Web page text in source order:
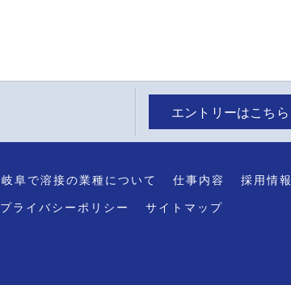
エントリーはこちら
岐阜で溶接の業種について 仕事内容 採用情報
プライバシーポリシー サイトマップ